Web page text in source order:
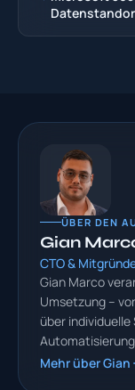
ÜBER DEN
Gian
CTO &
Gian Marco
Umsetzung –
über
Automatisierung
Mehr über Gian